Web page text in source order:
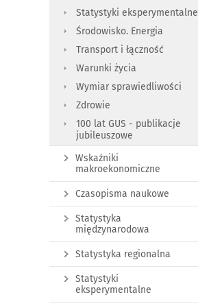
Statystyki eksperymentalne
Środowisko. Energia
Transport i łączność
Warunki życia
Wymiar sprawiedliwości
Zdrowie
100 lat GUS - publikacje
jubileuszowe
Wskaźniki
makroekonomiczne
Czasopisma naukowe
Statystyka
międzynarodowa
Statystyka regionalna
Statystyki
eksperymentalne